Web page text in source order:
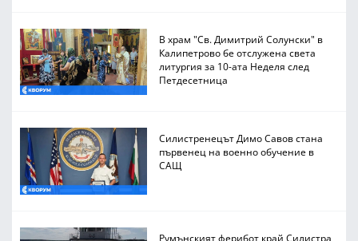
В храм "Св. Димитрий Солунски" в
Калипетрово бе отслужена света
литургия за 10-ата Неделя след
Петдесетница
Силистренецът Димо Савов стана
първенец на военно обучение в
САЩ
Румънският ферибот край Силистра